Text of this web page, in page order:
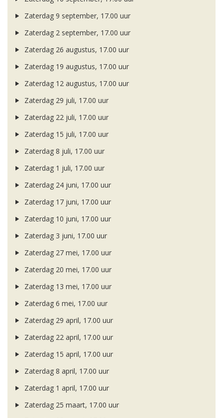
Zaterdag 9 september, 17.00 uur
Zaterdag 2 september, 17.00 uur
Zaterdag 26 augustus, 17.00 uur
Zaterdag 19 augustus, 17.00 uur
Zaterdag 12 augustus, 17.00 uur
Zaterdag 29 juli, 17.00 uur
Zaterdag 22 juli, 17.00 uur
Zaterdag 15 juli, 17.00 uur
Zaterdag 8 juli, 17.00 uur
Zaterdag 1 juli, 17.00 uur
Zaterdag 24 juni, 17.00 uur
Zaterdag 17 juni, 17.00 uur
Zaterdag 10 juni, 17.00 uur
Zaterdag 3 juni, 17.00 uur
Zaterdag 27 mei, 17.00 uur
Zaterdag 20 mei, 17.00 uur
Zaterdag 13 mei, 17.00 uur
Zaterdag 6 mei, 17.00 uur
Zaterdag 29 april, 17.00 uur
Zaterdag 22 april, 17.00 uur
Zaterdag 15 april, 17.00 uur
Zaterdag 8 april, 17.00 uur
Zaterdag 1 april, 17.00 uur
Zaterdag 25 maart, 17.00 uur